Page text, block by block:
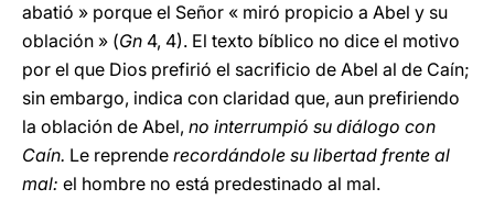
abatió » porque el Señor « miró propicio a Abel y su
oblación » (Gn 4, 4). El texto bíblico no dice el motivo
por el que Dios prefirió el sacrificio de Abel al de Caín;
sin embargo, indica con claridad que, aun prefiriendo
la oblación de Abel, no interrumpió su diálogo con
Caín. Le reprende recordándole su libertad frente al
mal: el hombre no está predestinado al mal.